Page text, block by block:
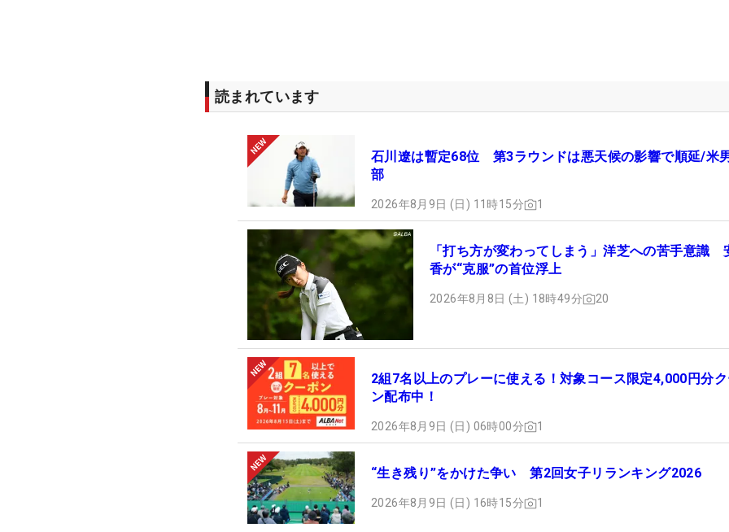
読まれています
石川遼は暫定68位 第3ラウンドは悪天候の影響で順延/米
部
2026年8月9日 (日) 11時15分 1
「打ち方が変わってしまう」洋芝への苦手意識
香が“克服”の首位浮上
2026年8月8日 (土) 18時49分 20
2組7名以上のプレーに使える！対象コース限定4,000円分
ン配布中！
2026年8月9日 (日) 06時00分 1
“生き残り”をかけた争い 第2回女子リランキング2026
2026年8月9日 (日) 16時15分 1